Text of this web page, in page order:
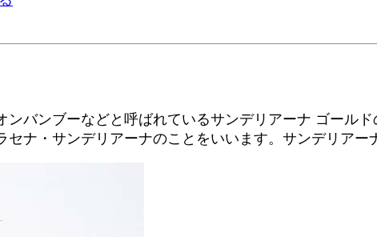
バンブーなどと呼ばれているサンデリアーナ ゴール
ナ・サンデリアーナのことをいいます。サンデリアー